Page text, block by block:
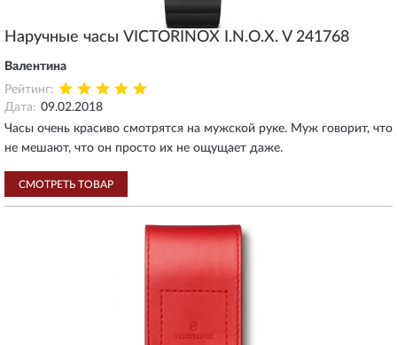
Наручные часы VICTORINOX I.N.O.X. V 241768
Валентина
Рейтинг:
Дата: 09.02.2018
Часы очень красиво смотрятся на мужской руке. Муж говорит, что
не мешают, что он просто их не ощущает даже.
СМОТРЕТЬ ТОВАР